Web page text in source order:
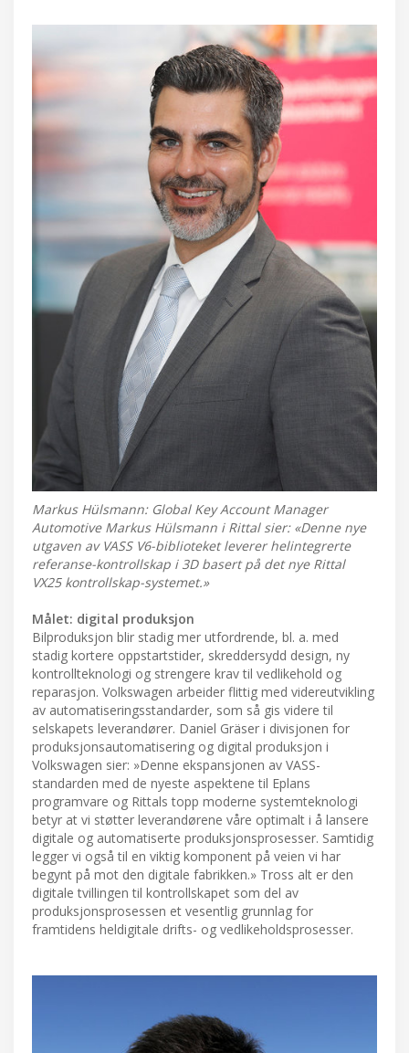
Markus Hülsmann: Global Key Account Manager
Automotive Markus Hülsmann i Rittal sier: «Denne nye
utgaven av VASS V6-biblioteket leverer helintegrerte
referanse-kontrollskap i 3D basert på det nye Rittal
VX25 kontrollskap-systemet.»
Målet: digital produksjon
Bilproduksjon blir stadig mer utfordrende, bl. a. med
stadig kortere oppstartstider, skreddersydd design, ny
kontrollteknologi og strengere krav til vedlikehold og
reparasjon. Volkswagen arbeider flittig med videreutvikling
av automatiseringsstandarder, som så gis videre til
selskapets leverandører. Daniel Gräser i divisjonen for
produksjonsautomatisering og digital produksjon i
Volkswagen sier: »Denne ekspansjonen av VASS-
standarden med de nyeste aspektene til Eplans
programvare og Rittals topp moderne systemteknologi
betyr at vi støtter leverandørene våre optimalt i å lansere
digitale og automatiserte produksjonsprosesser. Samtidig
legger vi også til en viktig komponent på veien vi har
begynt på mot den digitale fabrikken.» Tross alt er den
digitale tvillingen til kontrollskapet som del av
produksjonsprosessen et vesentlig grunnlag for
framtidens heldigitale drifts- og vedlikeholdsprosesser.